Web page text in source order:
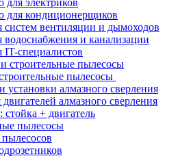
для электриков
для кондиционерщиков
систем вентиляции и дымоходов
и канализации
специалистов
пылесосы
установки алмазного сверления
алмазного сверления
+ двигатель
пылесосы